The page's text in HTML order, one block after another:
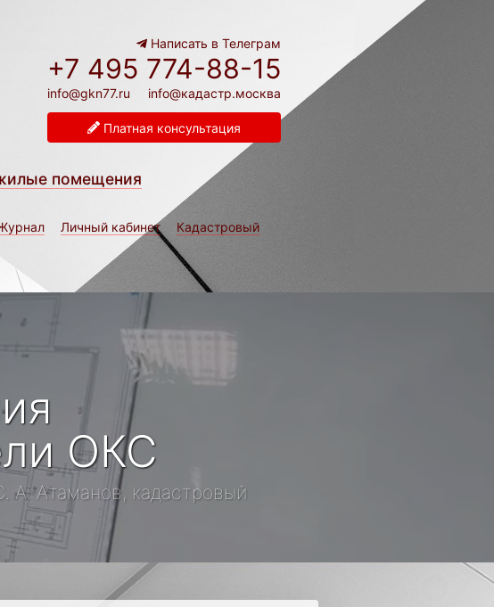
Написать в Телеграм
+7 495 774-88-15
info@gkn77.ru info@кадастр.москва
Платная консультация
помещения
Личный кабинет
Кадастровый
ОКС
А. Атаманов, кадастровый